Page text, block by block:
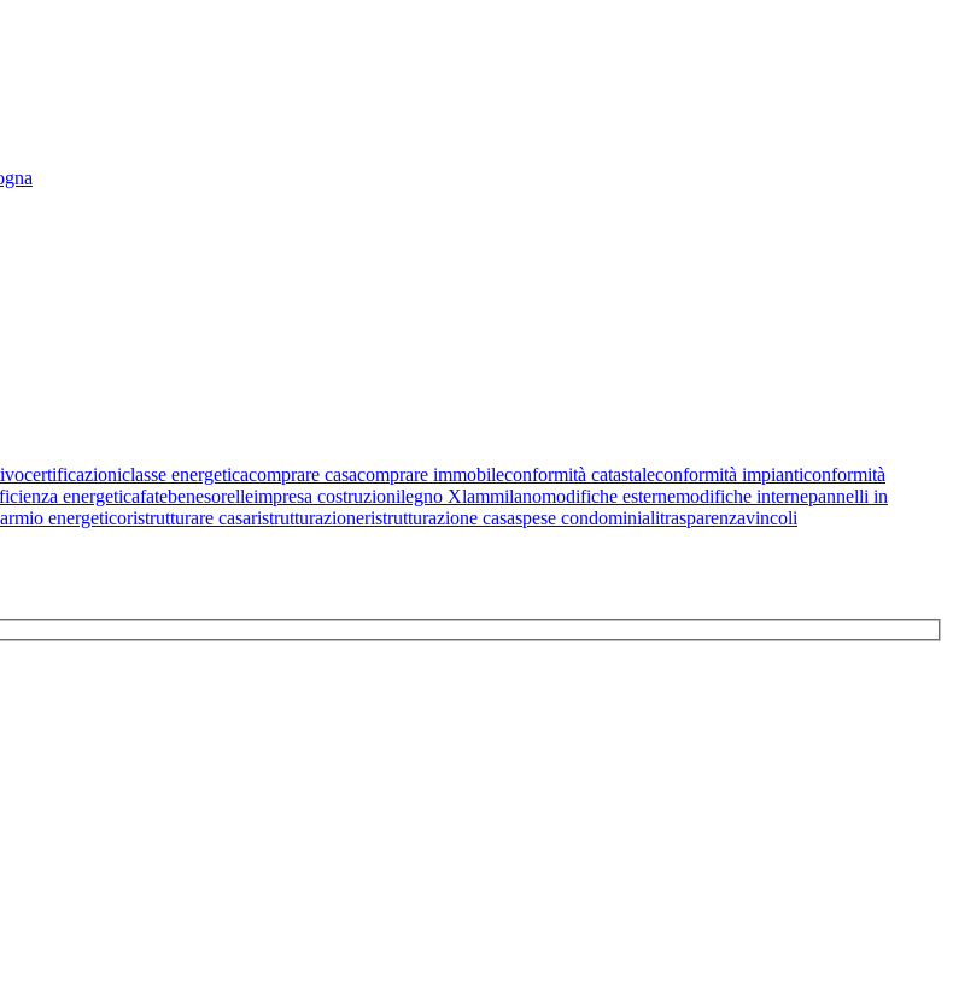
certificazioniclasse energeticacomprare casacomprare immobileconformità catastaleconformità impianticonformità
energeticafatebenesorelleimpresa costruzionilegno Xlammilanomodifiche esternemodifiche internepannelli in
energeticoristrutturare casaristrutturazioneristrutturazione casaspese condominialitrasparenzavincoli